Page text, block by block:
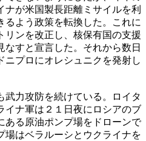
ナが米国製長距離ミサイルを利
るよう政策を転換した。これに
リンを改正し、核保有国の支援
なすと宣言した。それから数日
ニプロにオレシュニクを発射し
武力攻防を続けている。ロイタ
イナ軍は２１日夜にロシアのブ
ある原油ポンプ場をドローンで
場はベラルーシとウクライナを